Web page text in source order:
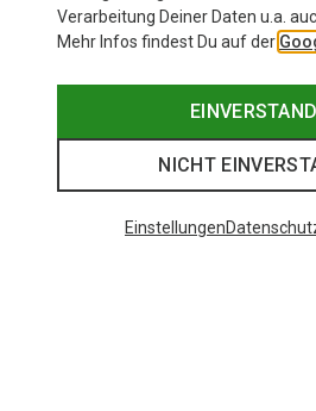
Verarbeitung Deiner Daten u.a.
Mehr Infos findest Du auf der
NICHT
Einstellungen